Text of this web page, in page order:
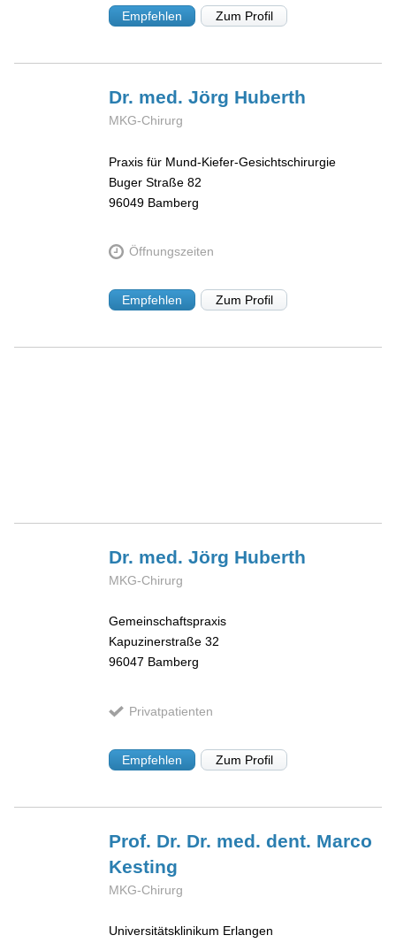
Empfehlen Zum Profil
Dr. med. Jörg Huberth
MKG-Chirurg
Praxis für Mund-Kiefer-Gesichtschirurgie
Buger Straße 82
96049 Bamberg
Öffnungszeiten
Empfehlen Zum Profil
Dr. med. Jörg Huberth
MKG-Chirurg
Gemeinschaftspraxis
Kapuzinerstraße 32
96047 Bamberg
Privatpatienten
Empfehlen Zum Profil
Prof. Dr. Dr. med. dent. Marco
Kesting
MKG-Chirurg
Universitätsklinikum Erlangen